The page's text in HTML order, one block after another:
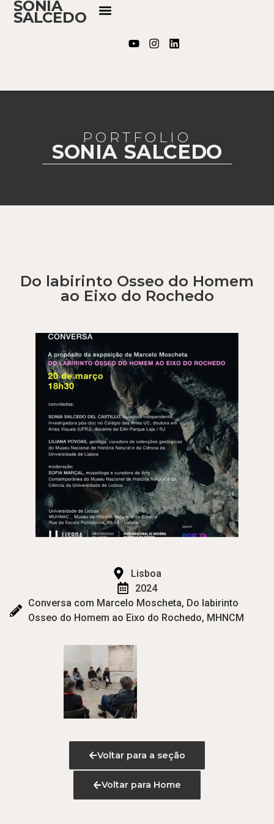
SONIA
SALCEDO
PORTFOLIO
SONIA SALCEDO
Do labirinto Osseo do Homem
ao Eixo do Rochedo
Lisboa
2024
Conversa com Marcelo Moscheta, Do labirinto
Osseo do Homem ao Eixo do Rochedo, MHNCM
Voltar para a seção
Voltar para Home